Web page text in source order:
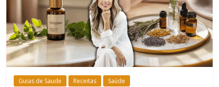
Estar
Guias de Saude Receitas Saúde